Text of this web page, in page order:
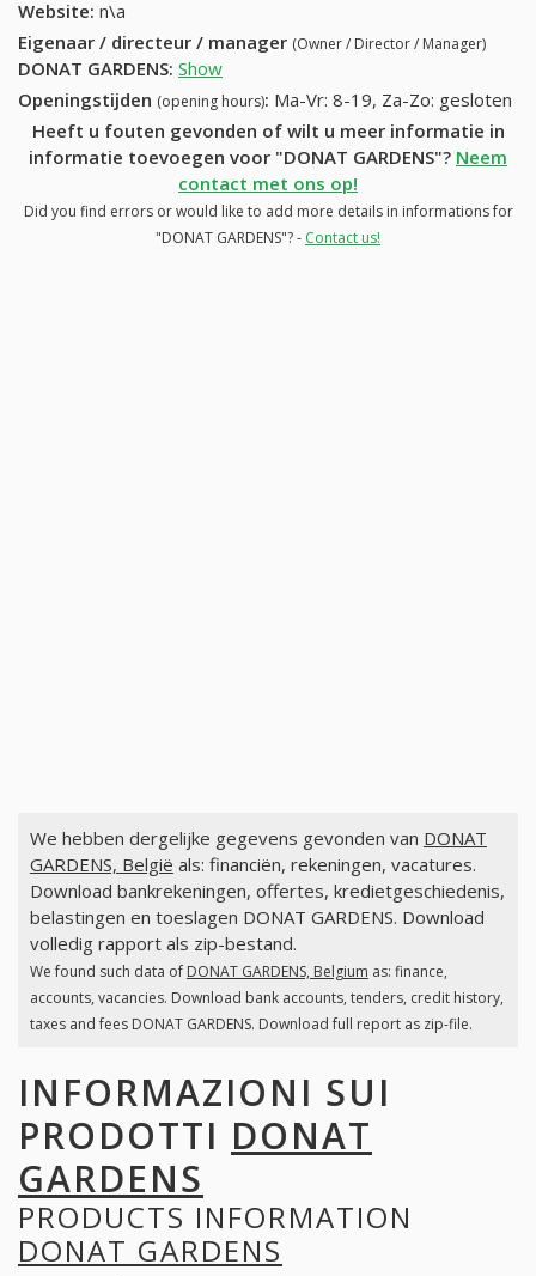
Website: n\a
Eigenaar / directeur / manager (Owner / Director / Manager)
DONAT GARDENS: Show
Openingstijden (opening hours): Ma-Vr: 8-19, Za-Zo: gesloten
Heeft u fouten gevonden of wilt u meer informatie in
informatie toevoegen voor "DONAT GARDENS"? Neem
contact met ons op!
Did you find errors or would like to add more details in informations for
"DONAT GARDENS"? - Contact us!
We hebben dergelijke gegevens gevonden van DONAT
GARDENS, België als: financiën, rekeningen, vacatures.
Download bankrekeningen, offertes, kredietgeschiedenis,
belastingen en toeslagen DONAT GARDENS. Download
volledig rapport als zip-bestand.
We found such data of DONAT GARDENS, Belgium as: finance,
accounts, vacancies. Download bank accounts, tenders, credit history,
taxes and fees DONAT GARDENS. Download full report as zip-file.
INFORMAZIONI SUI
PRODOTTI DONAT
GARDENS
PRODUCTS INFORMATION
DONAT GARDENS